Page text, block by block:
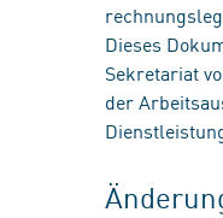
Dieses
Sekretariat
der